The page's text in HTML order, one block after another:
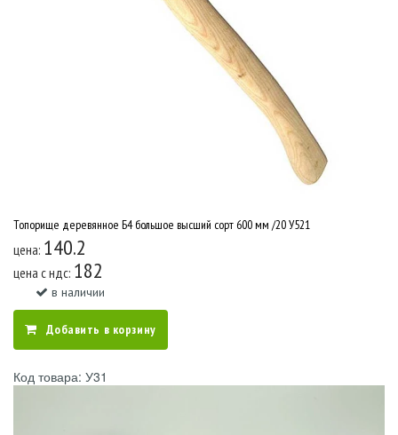
Топорище деревянное Б4 большое высший сорт 600 мм /20 У521
цена: 140.2
цена c ндс: 182
в наличии
Добавить в корзину
Код товара: У31